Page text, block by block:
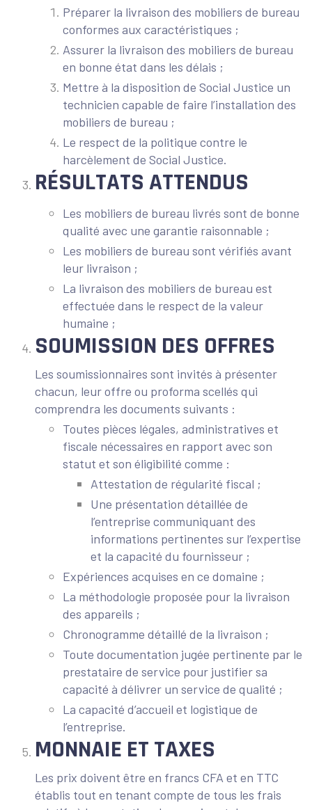
Préparer la livraison des mobiliers de bureau
conformes aux caractéristiques ;
Assurer la livraison des mobiliers de bureau
en bonne état dans les délais ;
Mettre à la disposition de Social Justice un
technicien capable de faire l’installation des
mobiliers de bureau ;
Le respect de la politique contre le
harcèlement de Social Justice.
RÉSULTATS ATTENDUS
Les mobiliers de bureau livrés sont de bonne
qualité avec une garantie raisonnable ;
Les mobiliers de bureau sont vérifiés avant
leur livraison ;
La livraison des mobiliers de bureau est
effectuée dans le respect de la valeur
humaine ;
SOUMISSION DES OFFRES
Les soumissionnaires sont invités à présenter
chacun, leur offre ou proforma scellés qui
comprendra les documents suivants :
Toutes pièces légales, administratives et
fiscale nécessaires en rapport avec son
statut et son éligibilité comme :
Attestation de régularité fiscal ;
Une présentation détaillée de
l’entreprise communiquant des
informations pertinentes sur l’expertise
et la capacité du fournisseur ;
Expériences acquises en ce domaine ;
La méthodologie proposée pour la livraison
des appareils ;
Chronogramme détaillé de la livraison ;
Toute documentation jugée pertinente par le
prestataire de service pour justifier sa
capacité à délivrer un service de qualité ;
La capacité d’accueil et logistique de
l’entreprise.
MONNAIE ET TAXES
Les prix doivent être en francs CFA et en TTC
établis tout en tenant compte de tous les frais